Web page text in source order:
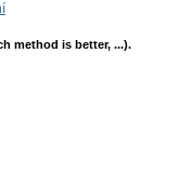
method is better, ...).